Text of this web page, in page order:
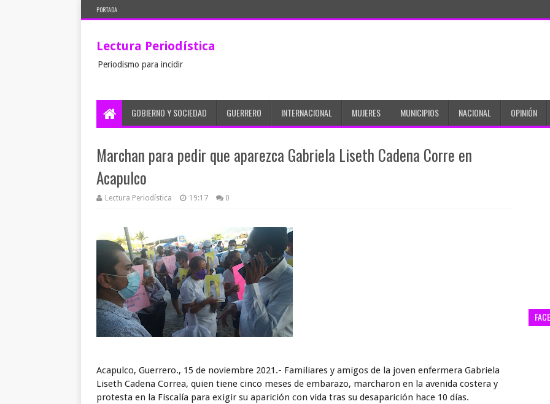
PORTADA
Lectura Periodística
Periodismo para incidir
GOBIERNO Y SOCIEDAD GUERRERO INTERNACIONAL MUJERES MUNICIPIOS NACIONAL OPINIÓN
Marchan para pedir que aparezca Gabriela Liseth Cadena Corre en
Acapulco
Lectura Periodística 19:17 0
Acapulco, Guerrero., 15 de noviembre 2021.- Familiares y amigos de la joven enfermera Gabriela
Liseth Cadena Correa, quien tiene cinco meses de embarazo, marcharon en la avenida costera y
protesta en la Fiscalía para exigir su aparición con vida tras su desaparición hace 10 días.